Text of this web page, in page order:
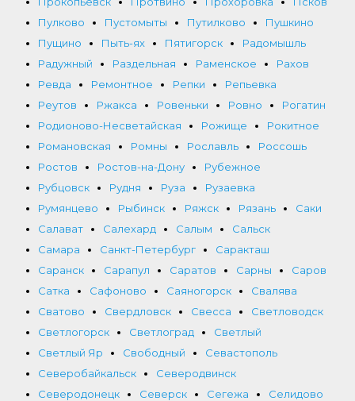
Пулково
Пустомыты Путилково
Пушкино
Пущино
Пыть-ях Пятигорск
Радомышль
Радужный
Раздельная Раменское
Рахов
Ревда
Ремонтное Репки
Репьевка
Реутов
Ржакса Ровеньки Ровно
Рогатин
Родионово-Несветайская
Рожище
Рокитное
Романовская
Ромны Рославль
Россошь
Ростов
Ростов-на-Дону
Рубежное
Рубцовск
Рудня Руза
Рузаевка
Румянцево
Рыбинск Ряжск Рязань
Саки
Салават
Салехард Салым
Сальск
Самара
Санкт-Петербург
Саракташ
Саранск
Сарапул Саратов Сарны
Саров
Сатка
Сафоново Саяногорск
Свалява
Сватово
Свердловск Свесса
Светловодск
Светлогорск
Светлоград
Светлый
Светлый Яр
Свободный
Севастополь
Северобайкальск
Северодвинск
Северодонецк
Северск Сегежа
Селидово